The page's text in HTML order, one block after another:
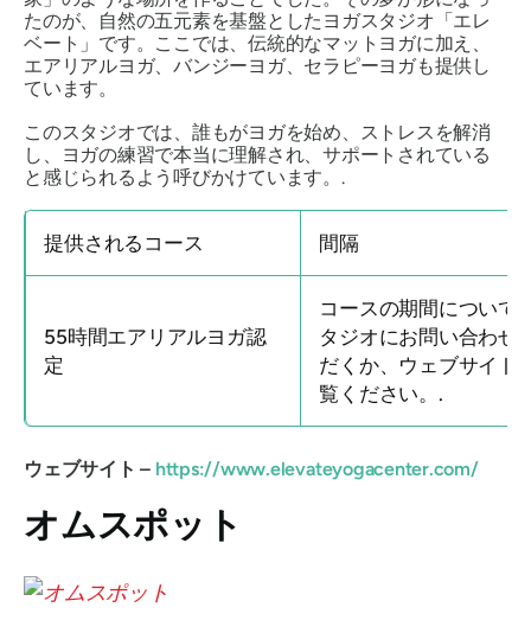
たのが、自然の五元素を基盤としたヨガスタジオ「エレ
ベート」です。ここでは、伝統的なマットヨガに加え、
エアリアルヨガ、バンジーヨガ、セラピーヨガも提供し
ています。
このスタジオでは、誰もがヨガを始め、ストレスを解消
し、ヨガの練習で本当に理解され、サポートされている
と感じられるよう呼びかけています。.
提供されるコース 間隔
55時間エアリアルヨガ認
定
コースの期間について
タジオにお問い合わせ
だくか、ウェブサイト
覧ください。.
ウェブサイト – https://www.elevateyogacenter.com/
オムスポット